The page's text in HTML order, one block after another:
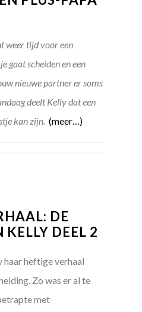
weer tijd voor een
gaat scheiden en een
nieuwe partner er soms
deelt Kelly dat een
kan zijn. (meer…)
DE
DEEL 2
heftige verhaal
Zo was er al te
met